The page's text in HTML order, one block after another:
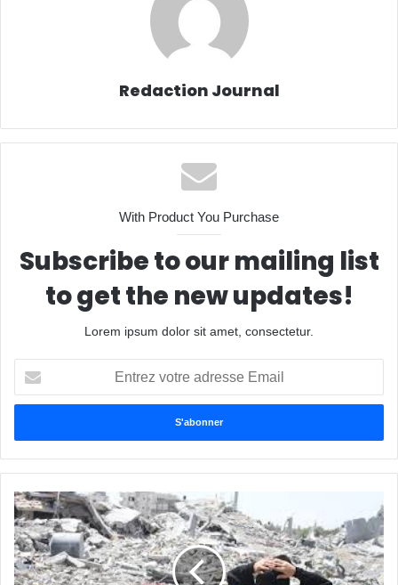
Redaction Journal
With Product You Purchase
Subscribe to our mailing list
to get the new updates!
Lorem ipsum dolor sit amet, consectetur.
votre
adresse